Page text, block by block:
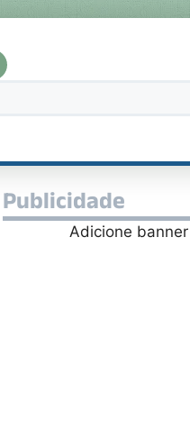
Publicidade
Adicione banner